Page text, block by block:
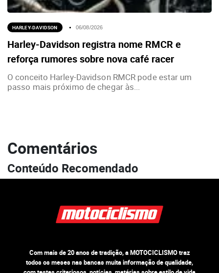
HARLEY-DAVIDSON 06/08/2026
Harley-Davidson registra nome RMCR e
reforça rumores sobre nova café racer
O conceito Harley-Davidson RMCR pode estar um
passo mais próximo de chegar às...
Comentários
Conteúdo Recomendado
Com mais de 20 anos de tradição, a MOTOCICLISMO traz
todos os meses nas bancas muita informação de qualidade,